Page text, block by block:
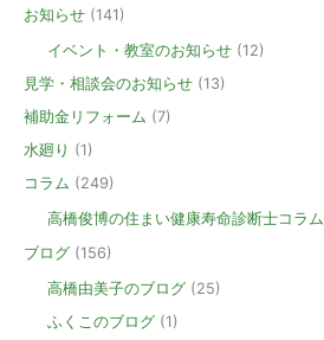
お知らせ (141)
イベント・教室のお知らせ (12)
見学・相談会のお知らせ (13)
補助金リフォーム (7)
水廻り (1)
コラム (249)
高橋俊博の住まい健康寿命診断士コラム
ブログ (156)
高橋由美子のブログ (25)
ふくこのブログ (1)